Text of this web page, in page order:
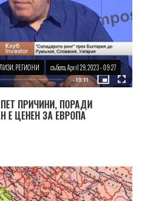
РЕГИОНИ събота, April 29, 2023 - 09:27
ПРИЧИНИ, ПОРАДИ
Е ЦЕНЕН ЗА ЕВРОПА